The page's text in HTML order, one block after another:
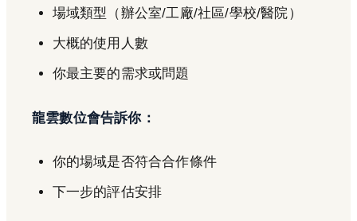
場域類型（辦公室/工廠/社區/學校/醫院）
大概的使用人數
你最主要的需求或問題
龍雲數位會告訴你：
你的場域是否符合合作條件
下一步的評估安排